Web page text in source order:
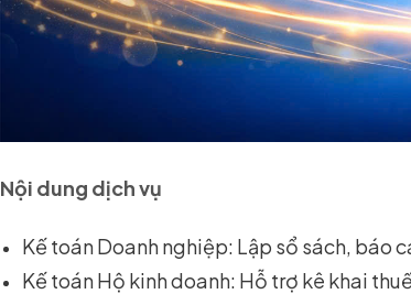
Nội dung dịch vụ
Kế toán Doanh nghiệp: Lập sổ sách, báo
Kế toán Hộ kinh doanh: Hỗ trợ kê khai